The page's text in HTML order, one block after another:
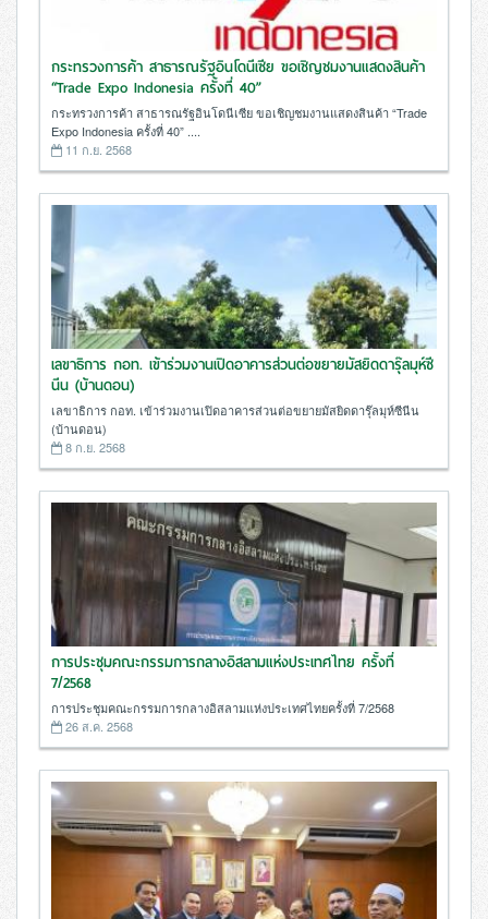
กระทรวงการค้า สาธารณรัฐอินโดนีเซีย ขอเชิญชมงานแสดงสินค้า
“Trade Expo Indonesia ครั้งที่ 40”
กระทรวงการค้า สาธารณรัฐอินโดนีเซีย ขอเชิญชมงานแสดงสินค้า “Trade
Expo Indonesia ครั้งที่ 40” ....
11 ก.ย. 2568
เลขาธิการ กอท. เข้าร่วมงานเปิดอาคารส่วนต่อขยายมัสยิดดารุ๊ลมุห์ซี
นีน (บ้านดอน)
เลขาธิการ กอท. เข้าร่วมงานเปิดอาคารส่วนต่อขยายมัสยิดดารุ๊ลมุห์ซีนีน
(บ้านดอน)
8 ก.ย. 2568
การประชุมคณะกรรมการกลางอิสลามแห่งประเทศไทย ครั้งที่
7/2568
การประชุมคณะกรรมการกลางอิสลามแห่งประเทศไทยครั้งที่ 7/2568
26 ส.ค. 2568